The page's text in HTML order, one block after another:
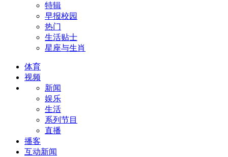
特辑
早报校园
热门
生活贴士
星座与生肖
体育
视频
新闻
娱乐
生活
系列节目
直播
播客
互动新闻